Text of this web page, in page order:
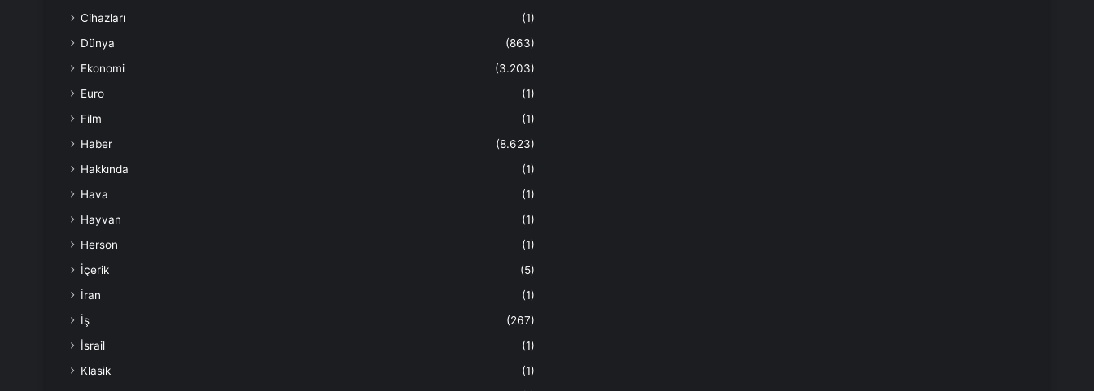
Cihazları
(1)
Dünya
(863)
Ekonomi
(3.203)
Euro
(1)
Film
(1)
Haber
(8.623)
Hakkında
(1)
Hava
(1)
Hayvan
(1)
Herson
(1)
İçerik
(5)
İran
(1)
İş
(267)
İsrail
(1)
Klasik
(1)